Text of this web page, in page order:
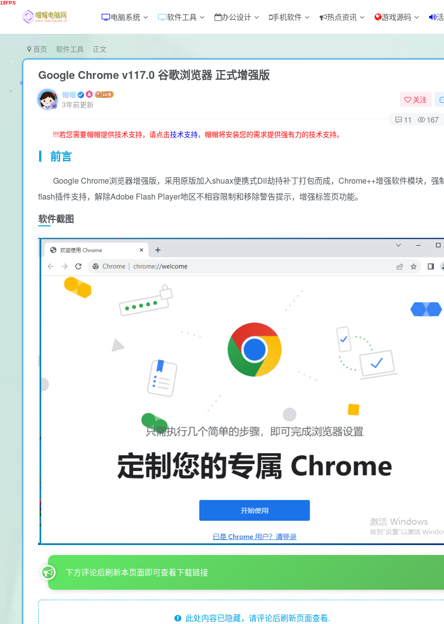
电脑系统 软件工具 办公设计 手机软件 热点资讯 游戏源码
首页 软件工具 正文
Google Chrome v117.0 谷歌浏览器 正式增强版
帽帽
3年前更新
关注
11 167
!!!若您需要帽帽提供技术支持，请点击技术支持，帽帽将安装您的需求提供强有力的技术支持。
前言
Google Chrome浏览器增强版，采用原版加入shuax便携式Dll劫持补丁打包而成，Chrome++增强软件模块，强
flash插件支持，解除Adobe Flash Player地区不相容限制和移除警告提示，增强标签页功能。
软件截图
下方评论后刷新本页面即可查看下载链接
此处内容已隐藏，请评论后刷新页面查看.